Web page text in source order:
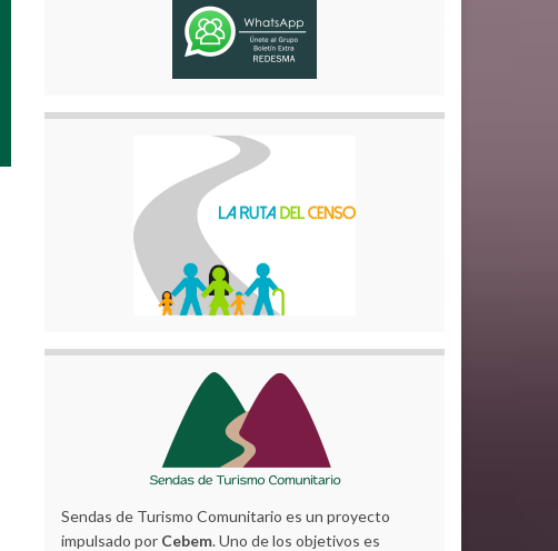
Sendas de Turismo Comunitario es un proyecto
impulsado por Cebem. Uno de los objetivos es